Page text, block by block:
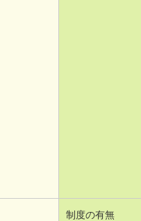
制度の有無